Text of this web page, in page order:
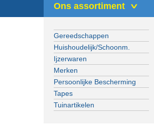
Ons assortiment
Gereedschappen
Huishoudelijk/Schoonm.
Ijzerwaren
Merken
Persoonlijke Bescherming
Tapes
Tuinartikelen